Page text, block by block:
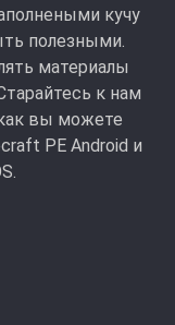
кучу
полезными.
материалы
к нам
вы можете
PE Android и